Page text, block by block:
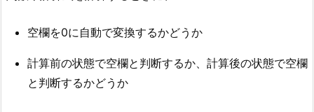
空欄を0に自動で変換するかどうか
計算前の状態で空欄と判断するか、計算後の状態で空欄
と判断するかどうか